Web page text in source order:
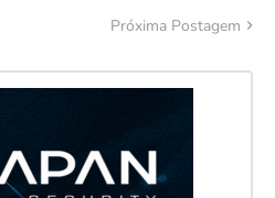
Próxima Postagem